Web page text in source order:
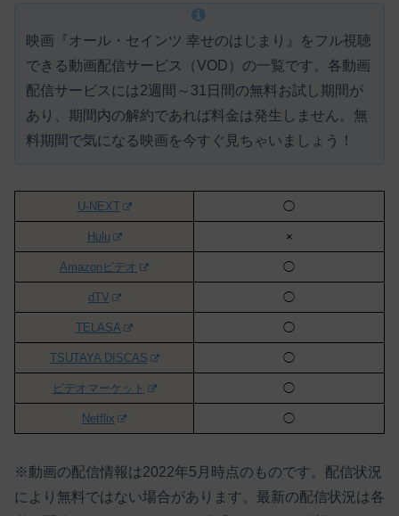
映画『オール・セインツ 幸せのはじまり』をフル視聴
できる動画配信サービス（VOD）の一覧です。各動画
配信サービスには2週間～31日間の無料お試し期間が
あり、期間内の解約であれば料金は発生しません。 無
料期間で気になる映画を今すぐ見ちゃいましょう！
U-NEXT ◯
Hulu ×
Amazonビデオ ◯
dTV ◯
TELASA ◯
TSUTAYA DISCAS ◯
ビデオマーケット ◯
Netflix ◯
※動画の配信情報は2022年5月時点のものです。配信状況
により無料ではない場合があります。最新の配信状況は各